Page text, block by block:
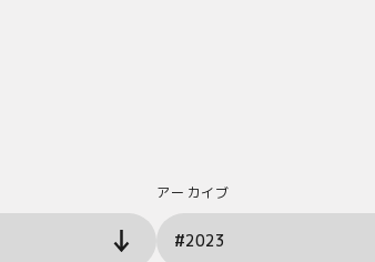
アーカイブ